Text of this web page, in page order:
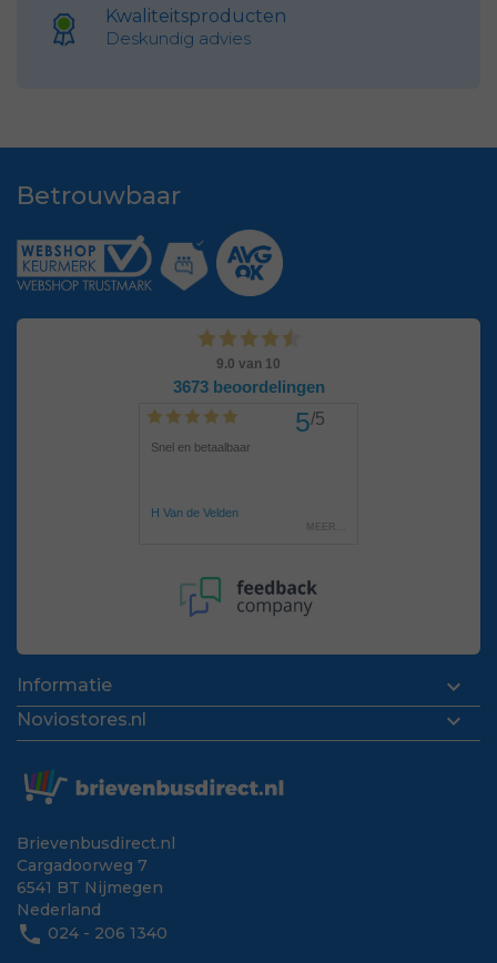
Kwaliteitsproducten
Deskundig advies
Betrouwbaar
Informatie 
Noviostores.nl 
Brievenbusdirect.nl
Cargadoorweg 7
6541 BT Nijmegen
Nederland
phone 024 - 206 1340